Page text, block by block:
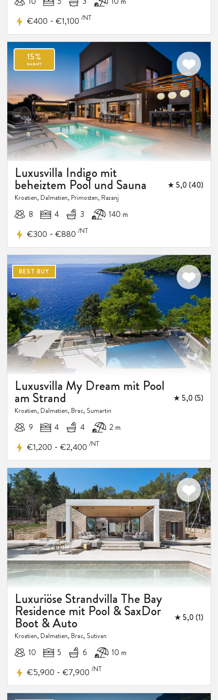
€400 - €1,100 /NT
15%
Luxusvilla Indigo mit
beheiztem Pool und Sauna ★ 5,0 (40)
Kroatien, Dalmatien, Primosten, Razanj
8 4 3 140 m
€300 - €880 /NT
BEST BUY
Luxusvilla My Dream mit Pool
am Strand ★ 5,0 (5)
Kroatien, Dalmatien, Brac, Sumartin
9 4 4 2 m
€1,200 - €2,400 /NT
Luxuriöse Strandvilla The Bay
Residence mit Pool & SaxDor
Boot & Auto ★ 5,0 (1)
Kroatien, Dalmatien, Brac, Sutivan
10 5 6 10 m
€5,900 - €7,900 /NT